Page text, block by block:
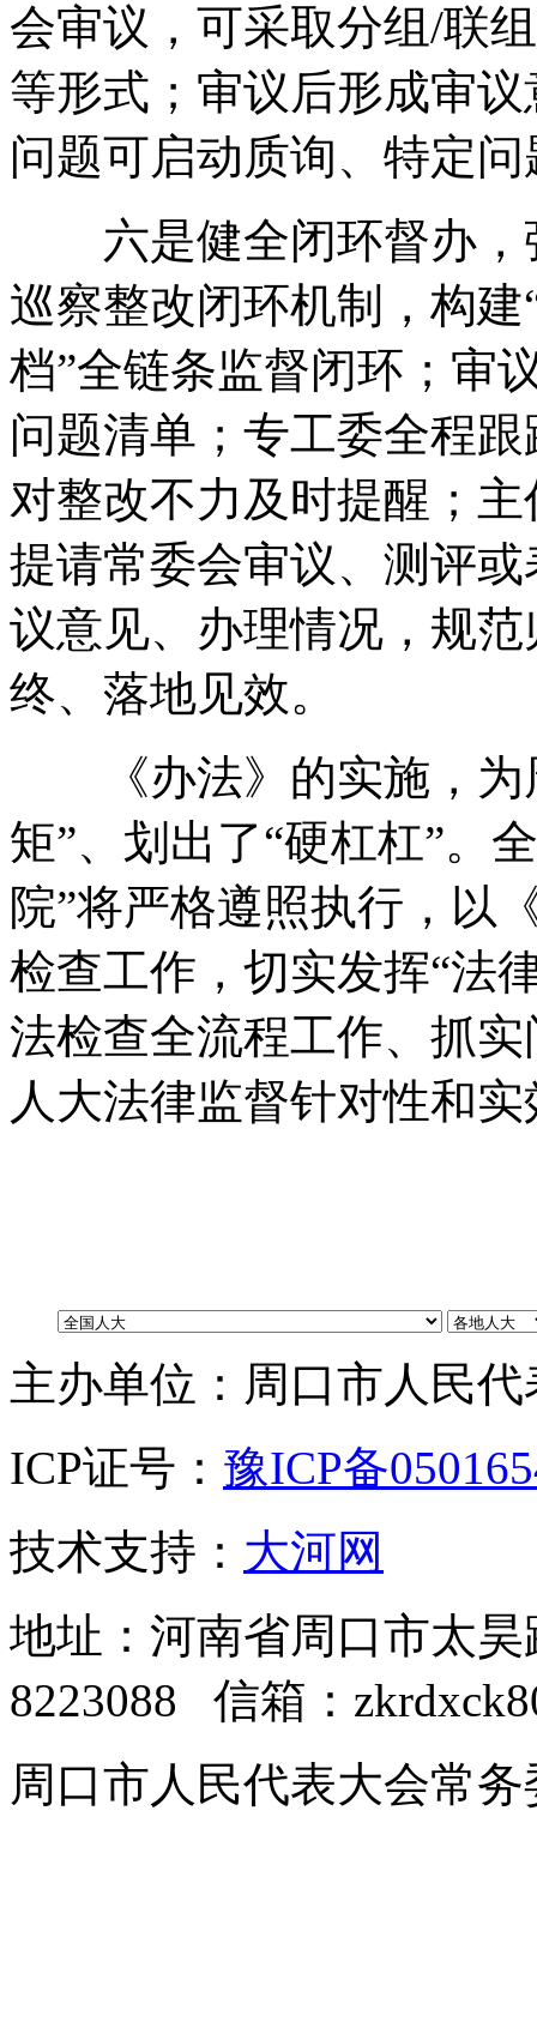
会审议 ， 可采取分组/联
等形式 ； 审议后形成审议
问题可启动质询、特定
六是健全闭环督办 ，
巡察整改闭环机制
， 构
档”全链条监督闭环 ； 审
问题清单 ； 专工委全程
对整改不力及时提醒 ；
提请常委会审议、测评或
议意见、办理情况 ， 规范
终、落地见效。
《办法》的实施 ，
矩”、划出了“硬杠杠”。
院”将严格遵照执行 ， 以
检查工作 ， 切实发挥“法
法检查全流程工作、抓
人大法律监督针对性和实
主办单位：周口市人民
ICP证号： 豫ICP备
技术支持： 大河网
地址：河南省周口市太
8223088 信箱：
周口市人民代表大会常